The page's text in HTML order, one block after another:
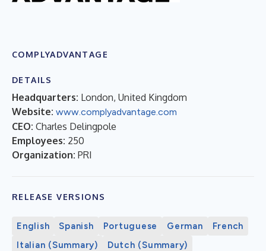
COMPLYADVANTAGE
DETAILS
Headquarters: London, United Kingdom
Website: www.complyadvantage.com
CEO: Charles Delingpole
Employees: 250
Organization: PRI
RELEASE VERSIONS
English Spanish Portuguese German
French
Italian (Summary)
Dutch (Summary)